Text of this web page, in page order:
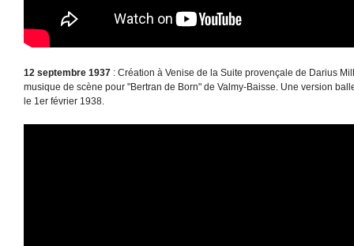
12 septembre 1937 : Création à Venise de la Suite provençale de Darius
musique de scène pour "Bertran de Born" de Valmy-Baisse. Une version
le 1er février 1938.